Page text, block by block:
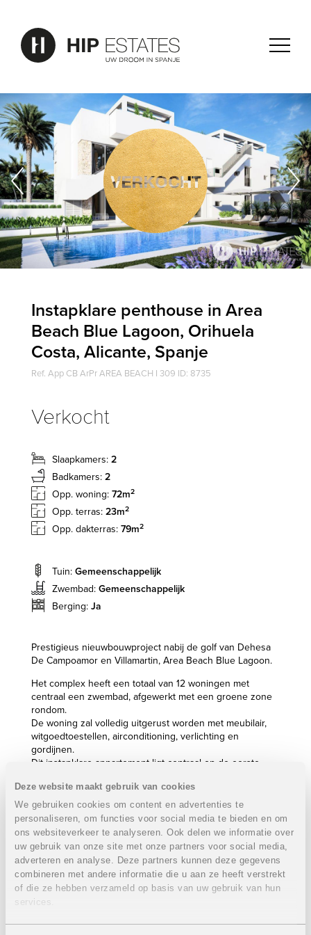
Deze website maakt gebruik van cookies
We gebruiken cookies om content en advertenties te
personaliseren, om functies voor social media te bieden en om
ons websiteverkeer te analyseren. Ook delen we informatie over
uw gebruik van onze site met onze partners voor social media,
adverteren en analyse. Deze partners kunnen deze gegevens
combineren met andere informatie die u aan ze heeft verstrekt
of die ze hebben verzameld op basis van uw gebruik van hun
services.
Instapklare penthouse in Area
Beach Blue Lagoon, Orihuela
Costa, Alicante, Spanje
Ref. App CB ArPr AREA BEACH I 309 ID: 8735
Verkocht
Slaapkamers: 2
Badkamers: 2
Opp. woning: 72m2
Opp. terras: 23m2
Opp. dakterras: 79m2
Tuin: Gemeenschappelijk
Zwembad: Gemeenschappelijk
Berging: Ja
Prestigieus nieuwbouwproject nabij de golf van Dehesa
De Campoamor en Villamartin, Area Beach Blue Lagoon.
Het complex heeft een totaal van 12 woningen met
centraal een zwembad, afgewerkt met een groene zone
rondom.
De woning zal volledig uitgerust worden met meubilair,
witgoedtoestellen, airconditioning, verlichting en
gordijnen.
Dit instapklare appartement ligt centraal op de eerste
uitzicht vanaf het solarium naar de vier golfbanen en de
zee van de Costa Blanca en Costa Cálida.
Eigenschappen appartement:VERKOCHT
Gelegen op de eerste verdieping
2 Slaapkamers
2 Badkamers
Bebouwde oppervlakte: 72 m²
Dakterras: 79 m²